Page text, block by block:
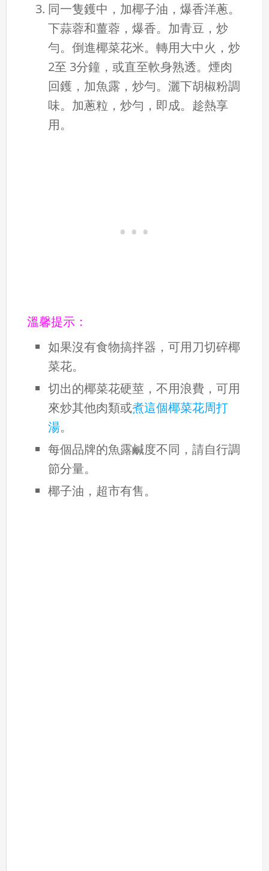
同一隻鑊中，加椰子油，爆香洋蔥。
下蒜蓉和薑蓉，爆香。加青豆，炒
勻。倒進椰菜花米。轉用大中火，炒
2至 3分鐘，或直至軟身熟透。煙肉
回鑊，加魚露，炒勻。灑下胡椒粉調
味。加蔥粒，炒勻，即成。趁熱享
用。
溫馨提示：
如果沒有食物搞拌器，可用刀切碎椰
菜花。
切出的椰菜花硬莖，不用浪費，可用
來炒其他肉類或煮這個椰菜花周打
湯。
每個品牌的魚露鹹度不同，請自行調
節分量。
椰子油，超市有售。